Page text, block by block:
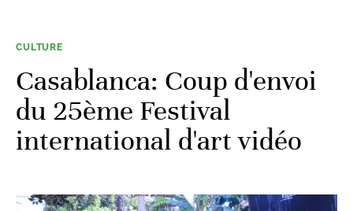
CULTURE
Casablanca: Coup d'envoi
du 25ème Festival
international d'art vidéo